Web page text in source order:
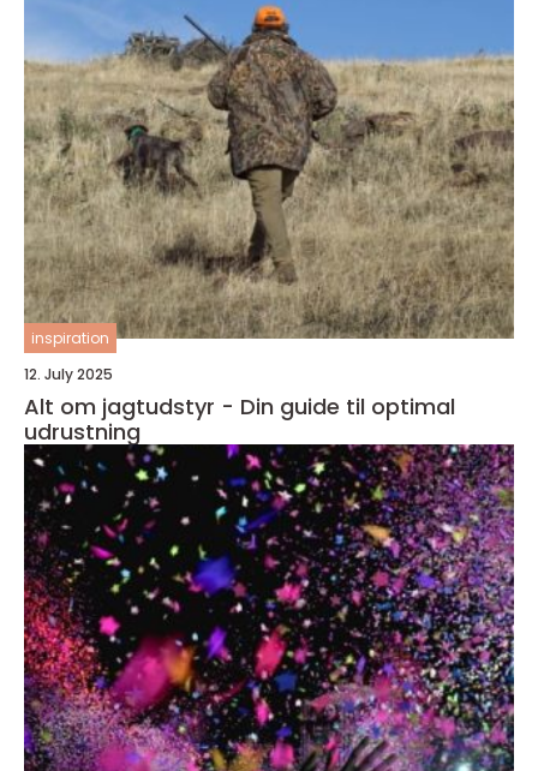
inspiration
12. July 2025
Alt om jagtudstyr - Din guide til optimal
udrustning